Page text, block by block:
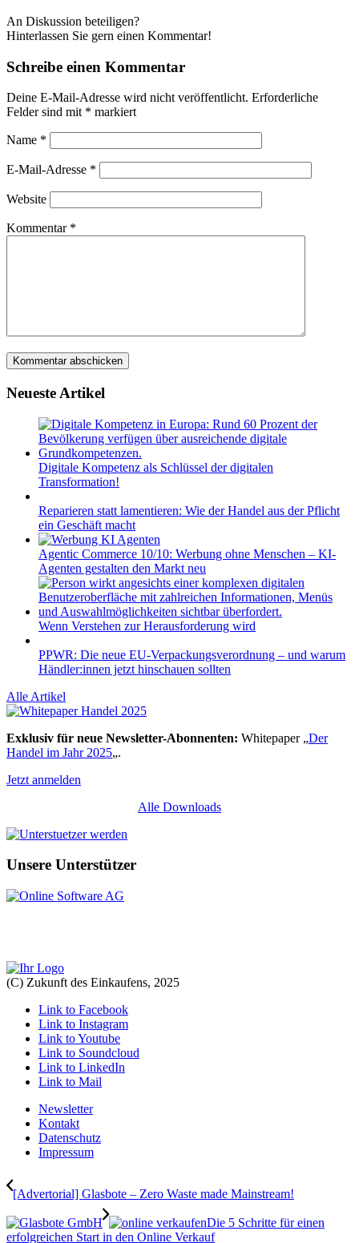
An Diskussion beteiligen?
Hinterlassen Sie gern einen Kommentar!
Schreibe einen Kommentar
Deine E-Mail-Adresse wird nicht veröffentlicht. Erforderliche
Felder sind mit * markiert
Name *
E-Mail-Adresse *
Website
Kommentar *
Neueste Artikel
Digitale Kompetenz als Schlüssel der digitalen
Transformation!
Reparieren statt lamentieren: Wie der Handel aus der Pflicht
ein Geschäft macht
Agentic Commerce 10/10: Werbung ohne Menschen – KI-
Agenten gestalten den Markt neu
Wenn Verstehen zur Herausforderung wird
PPWR: Die neue EU-Verpackungsverordnung – und warum
Händler:innen jetzt hinschauen sollten
Alle Artikel
Exklusiv für neue Newsletter-Abonnenten: Whitepaper „Der
Handel im Jahr 2025„.
Jetzt anmelden
Alle Downloads
Unsere Unterstützer
(C) Zukunft des Einkaufens, 2025
Link to Facebook
Link to Instagram
Link to Youtube
Link to Soundcloud
Link to LinkedIn
Link to Mail
Newsletter
Kontakt
Datenschutz
Impressum
[Advertorial] Glasbote – Zero Waste made Mainstream!
Die 5 Schritte für einen
erfolgreichen Start in den Online Verkauf